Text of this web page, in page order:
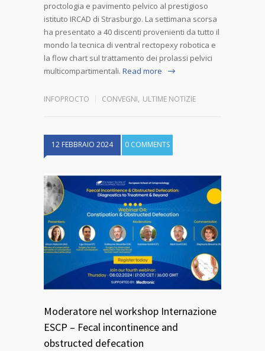
proctologia e pavimento pelvico al prestigioso
istituto IRCAD di Strasburgo. La settimana scorsa
ha presentato a 40 discenti provenienti da tutto il
mondo la tecnica di ventral rectopexy robotica e
la flow chart sul trattamento dei prolassi pelvici
multicompartimentali. Read more
INFOPROCTO CONVEGNI, ULTIME NOTIZIE
12 FEBBRAIO 2024 0 COMMENTS
Moderatore nel workshop Internazione
ESCP – Fecal incontinence and
obstructed defecation